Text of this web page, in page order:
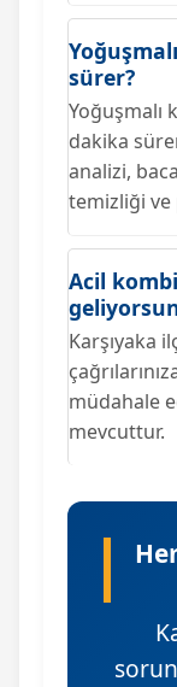
sürer?
Yoğuşmalı
dakika
analizi,
temizliği ve
Acil
Karşıyaka
müdahale
mevcuttur.